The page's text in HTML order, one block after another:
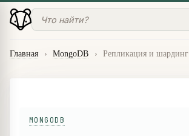
Главная › MongoDB › Репликация и шардинг
MONGODB